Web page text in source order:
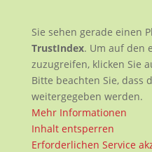
Sie sehen gerade einen
TrustIndex. Um auf den
zuzugreifen, klicken Sie
Bitte beachten Sie, dass
weitergegeben werden.
Mehr Informationen
Inhalt entsperren
Erforderlichen Service